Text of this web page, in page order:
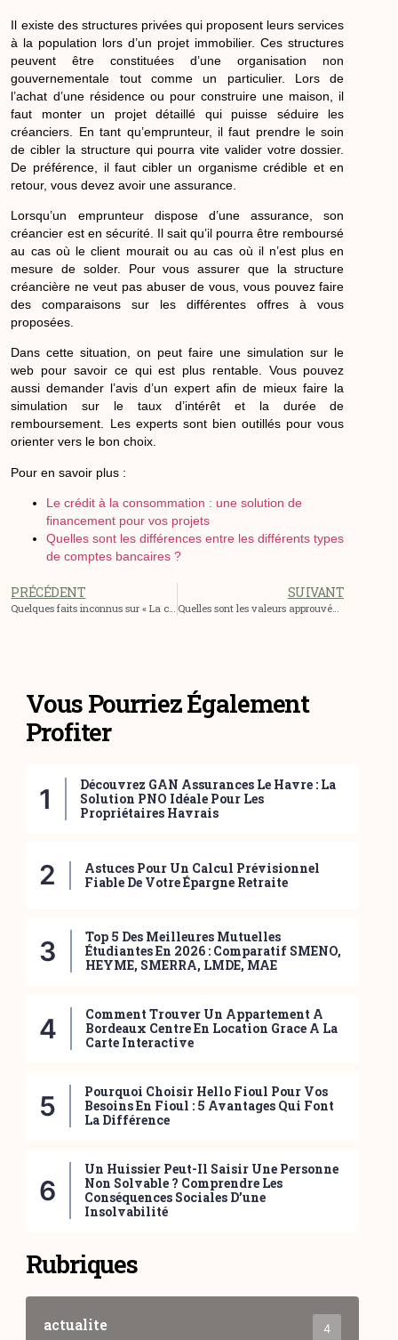
Il existe des structures privées qui proposent leurs services
à la population lors d’un projet immobilier. Ces structures
peuvent être constituées d’une organisation non
gouvernementale tout comme un particulier. Lors de
l’achat d’une résidence ou pour construire une maison, il
faut monter un projet détaillé qui puisse séduire les
créanciers. En tant qu’emprunteur, il faut prendre le soin
de cibler la structure qui pourra vite valider votre dossier.
De préférence, il faut cibler un organisme crédible et en
retour, vous devez avoir une assurance.
Lorsqu’un emprunteur dispose d’une assurance, son
créancier est en sécurité. Il sait qu’il pourra être remboursé
au cas où le client mourait ou au cas où il n’est plus en
mesure de solder. Pour vous assurer que la structure
créancière ne veut pas abuser de vous, vous pouvez faire
des comparaisons sur les différentes offres à vous
proposées.
Dans cette situation, on peut faire une simulation sur le
web pour savoir ce qui est plus rentable. Vous pouvez
aussi demander l’avis d’un expert afin de mieux faire la
simulation sur le taux d’intérêt et la durée de
remboursement. Les experts sont bien outillés pour vous
orienter vers le bon choix.
Pour en savoir plus :
Le crédit à la consommation : une solution de
financement pour vos projets
Quelles sont les différences entre les différents types
de comptes bancaires ?
PRÉCÉDENT
Quelques faits inconnus sur « La city » ou Square Mile
SUIVANT
Quelles sont les valeurs approuvées du CAC 40 selon la bourse des valeurs ?
Vous Pourriez Également
Profiter
Découvrez GAN Assurances Le Havre : La
Solution PNO Idéale Pour Les
Propriétaires Havrais
Astuces Pour Un Calcul Prévisionnel
Fiable De Votre Épargne Retraite
Top 5 Des Meilleures Mutuelles
Étudiantes En 2026 : Comparatif SMENO,
HEYME, SMERRA, LMDE, MAE
Comment Trouver Un Appartement A
Bordeaux Centre En Location Grace A La
Carte Interactive
Pourquoi Choisir Hello Fioul Pour Vos
Besoins En Fioul : 5 Avantages Qui Font
La Différence
Un Huissier Peut-Il Saisir Une Personne
Non Solvable ? Comprendre Les
Conséquences Sociales D’une
Insolvabilité
Rubriques
actualite 4